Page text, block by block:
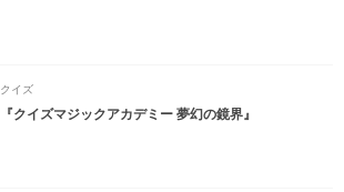
クイズ
『クイズマジックアカデミー 夢幻の鏡界』